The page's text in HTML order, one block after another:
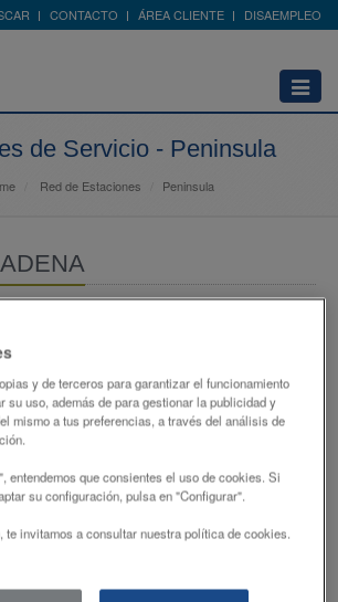
CONTACTO ÁREA CLIENTE DISAEMPLEO
Abrir
menú
de Servicio - Peninsula
Red de Estaciones Peninsula
y de terceros para garantizar el funcionamiento
su uso, además de para gestionar la publicidad y
mismo a tus preferencias, a través del análisis de
entendemos que consientes el uso de cookies. Si
su configuración, pulsa en "Configurar".
te invitamos a consultar nuestra política de cookies.